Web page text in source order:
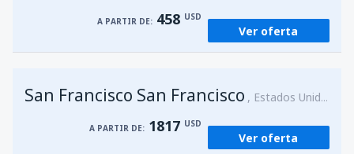
A PARTIR DE: 458 USD
Ver oferta
San Francisco San Francisco Estados Unidos
A PARTIR DE: 1817 USD
Ver oferta